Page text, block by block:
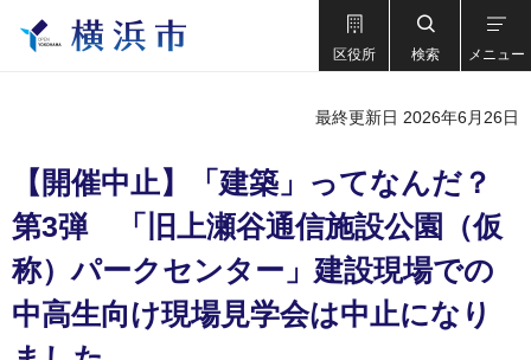
区役所 検索 メニュー
最終更新日 2026年6月26日
【開催中止】「建築」ってなんだ？
第3弾 「旧上瀬谷通信施設公園（仮
称）パークセンター」建設現場での
中高生向け現場見学会は中止になり